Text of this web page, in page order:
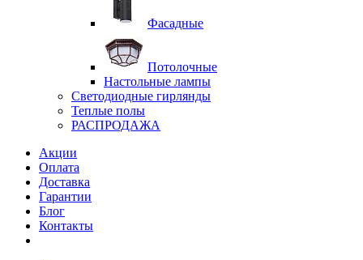
Фасадные
Потолочные
Настольные лампы
Светодиодные гирлянды
Теплые полы
РАСПРОДАЖА
Акции
Оплата
Доставка
Гарантии
Блог
Контакты